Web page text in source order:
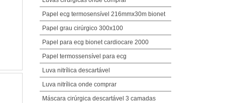
Papel ecg termosensível 216mmx30m bionet
Papel grau cirúrgico 300x100
Papel para ecg bionet cardiocare 2000
Papel termossensível para ecg
Luva nitrílica descartável
Luva nitrílica onde comprar
Máscara cirúrgica descartável 3 camadas